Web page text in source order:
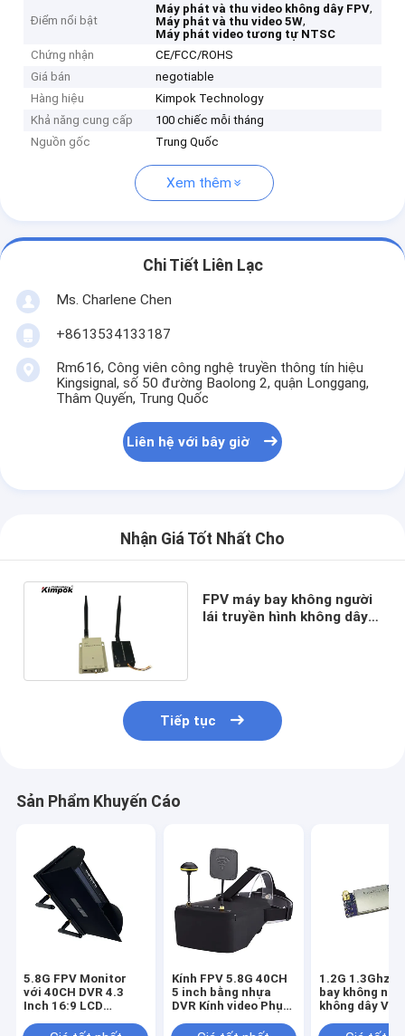
Điểm nổi bật
Máy phát và thu video không dây FPV,
Máy phát và thu video 5W,
Máy phát video tương tự NTSC
Chứng nhận
CE/FCC/ROHS
Giá bán
negotiable
Hàng hiệu
Kimpok Technology
Khả năng cung cấp
100 chiếc mỗi tháng
Nguồn gốc
Trung Quốc
Xem thêm
Chi Tiết Liên Lạc
Ms. Charlene Chen
+8613534133187
Rm616, Công viên công nghệ truyền thông tín hiệu
Kingsignal, số 50 đường Baolong 2, quận Longgang,
Thâm Quyến, Trung Quốc
Liên hệ với bây giờ
Nhận Giá Tốt Nhất Cho
FPV máy bay không người
lái truyền hình không dây
Tiếp tục
Sản Phẩm Khuyến Cáo
5.8G FPV Monitor
với 40CH DVR 4.3
Inch 16:9 LCD
Tìm kiếm tự động
Kính FPV 5.8G 40CH
5 inch bằng nhựa
DVR Kính video Phụ
người lái chuyên
1.2G 1.3Ghz
bay không
không dây
Video